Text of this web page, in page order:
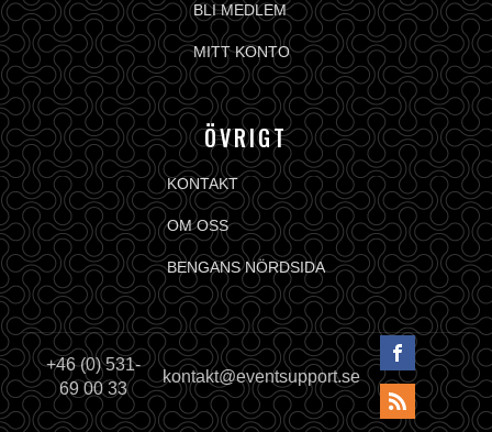
BLI MEDLEM
MITT KONTO
ÖVRIGT
KONTAKT
OM OSS
BENGANS NÖRDSIDA
+46 (0) 531-
69 00 33
kontakt@eventsupport.se